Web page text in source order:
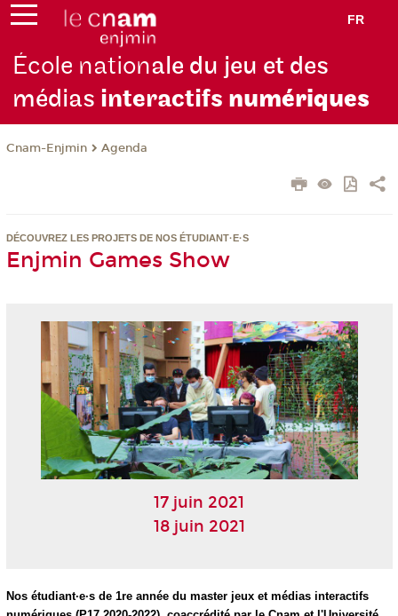
FR
École nationale du jeu et des
médias interactifs numériques
Cnam-Enjmin Agenda
DÉCOUVREZ LES PROJETS DE NOS ÉTUDIANT·E·S
Enjmin Games Show
17 juin 2021
18 juin 2021
Nos étudiant·e·s de 1reannée du master jeux et médias interactifs